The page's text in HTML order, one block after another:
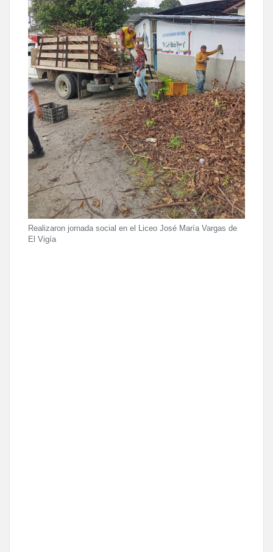
Realizaron jornada social en el Liceo José María Vargas de
El Vigía